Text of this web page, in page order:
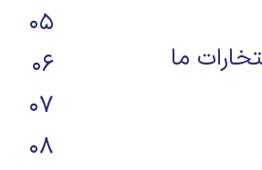
ما
05
06
07
08